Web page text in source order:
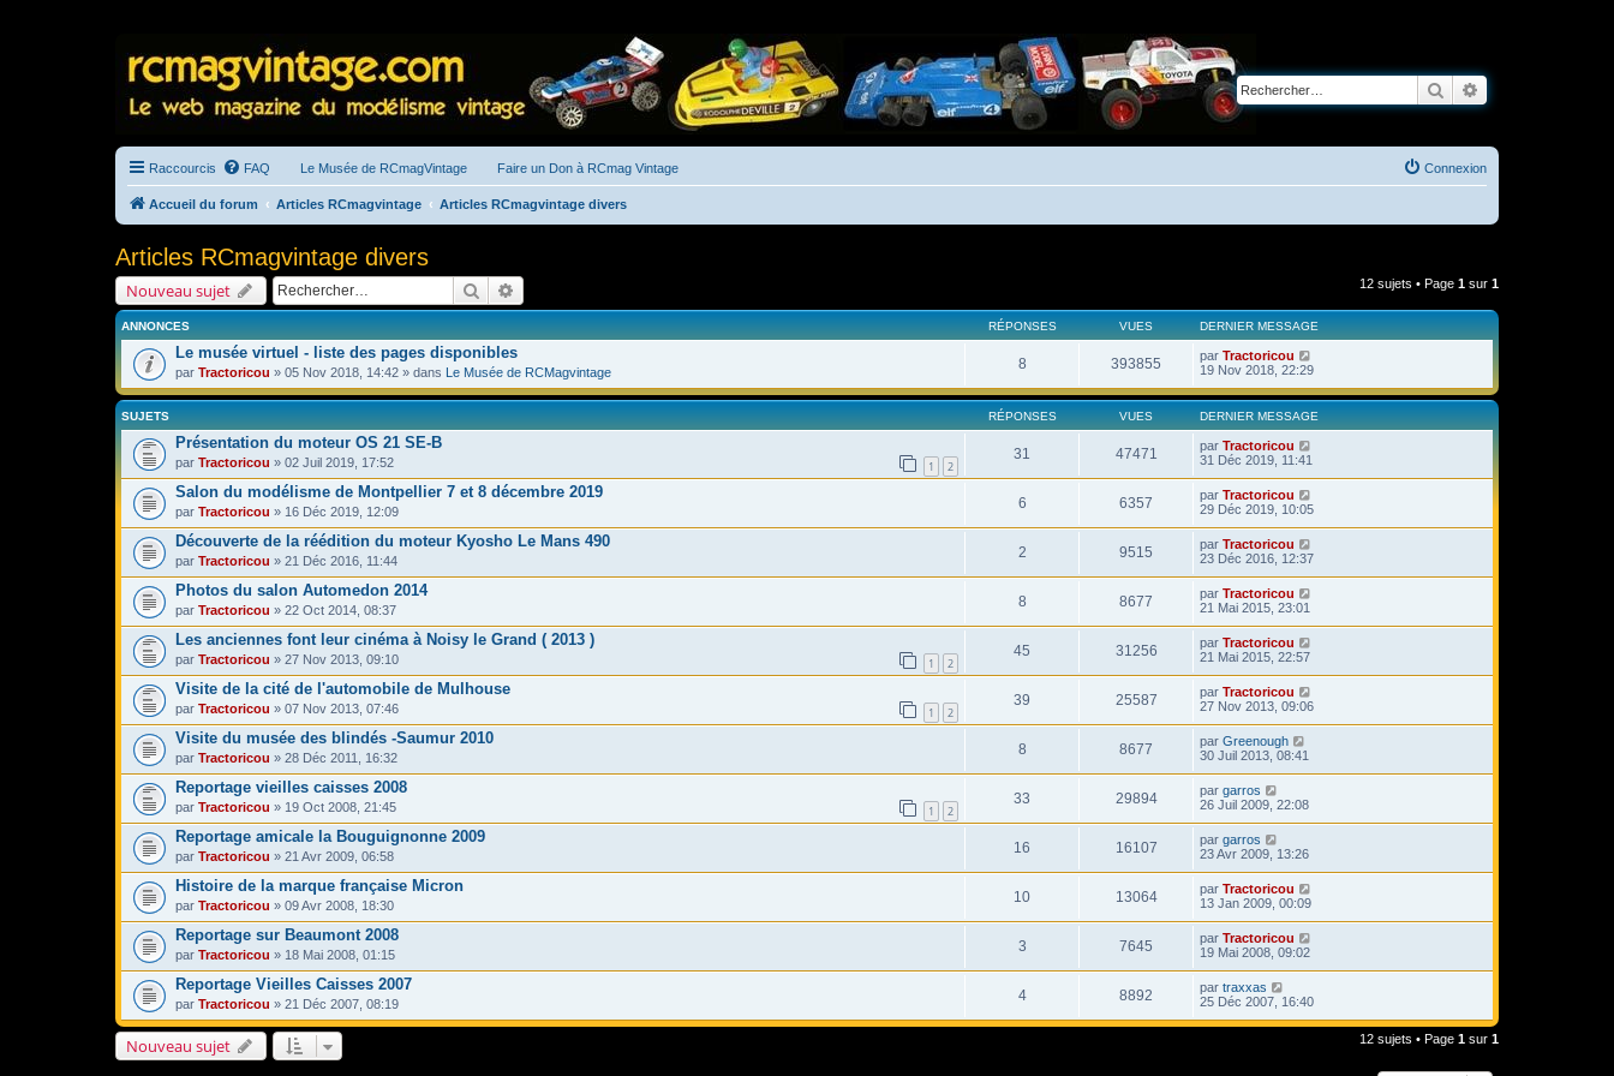
Rechercher
Raccourcis FAQ Le Musée de RCmagVintage Faire un Don à RCmag Vintage Connexion
Accueil du forum Articles RCmagvintage Articles RCmagvintage divers
Articles RCmagvintage divers
Nouveau sujet Rechercher 12 sujets • Page 1 sur 1
ANNONCES RÉPONSES VUES DERNIER MESSAGE
Le musée virtuel - liste des pages disponibles
par Tractoricou » 05 Nov 2018, 14:42 » dans Le Musée de RCMagvintage
8 393855 par Tractoricou
19 Nov 2018, 22:29
SUJETS RÉPONSES VUES DERNIER MESSAGE
Présentation du moteur OS 21 SE-B
par Tractoricou » 02 Juil 2019, 17:52 1 2
31 47471 par Tractoricou
31 Déc 2019, 11:41
Salon du modélisme de Montpellier 7 et 8 décembre 2019
par Tractoricou » 16 Déc 2019, 12:09
6 6357 par Tractoricou
29 Déc 2019, 10:05
Découverte de la réédition du moteur Kyosho Le Mans 490
par Tractoricou » 21 Déc 2016, 11:44
2 9515 par Tractoricou
23 Déc 2016, 12:37
Photos du salon Automedon 2014
par Tractoricou » 22 Oct 2014, 08:37
8 8677 par Tractoricou
21 Mai 2015, 23:01
Les anciennes font leur cinéma à Noisy le Grand ( 2013 )
par Tractoricou » 27 Nov 2013, 09:10 1 2
45 31256 par Tractoricou
21 Mai 2015, 22:57
Visite de la cité de l'automobile de Mulhouse
par Tractoricou » 07 Nov 2013, 07:46 1 2
39 25587 par Tractoricou
27 Nov 2013, 09:06
Visite du musée des blindés -Saumur 2010
par Tractoricou » 28 Déc 2011, 16:32
8 8677 par Greenough
30 Juil 2013, 08:41
Reportage vieilles caisses 2008
par Tractoricou » 19 Oct 2008, 21:45 1 2
33 29894 par garros
26 Juil 2009, 22:08
Reportage amicale la Bouguignonne 2009
par Tractoricou » 21 Avr 2009, 06:58
16 16107 par garros
23 Avr 2009, 13:26
Histoire de la marque française Micron
par Tractoricou » 09 Avr 2008, 18:30
10 13064 par Tractoricou
13 Jan 2009, 00:09
Reportage sur Beaumont 2008
par Tractoricou » 18 Mai 2008, 01:15
3 7645 par Tractoricou
19 Mai 2008, 09:02
Reportage Vieilles Caisses 2007
par Tractoricou » 21 Déc 2007, 08:19
4 8892 par traxxas
25 Déc 2007, 16:40
Nouveau sujet 12 sujets • Page 1 sur 1